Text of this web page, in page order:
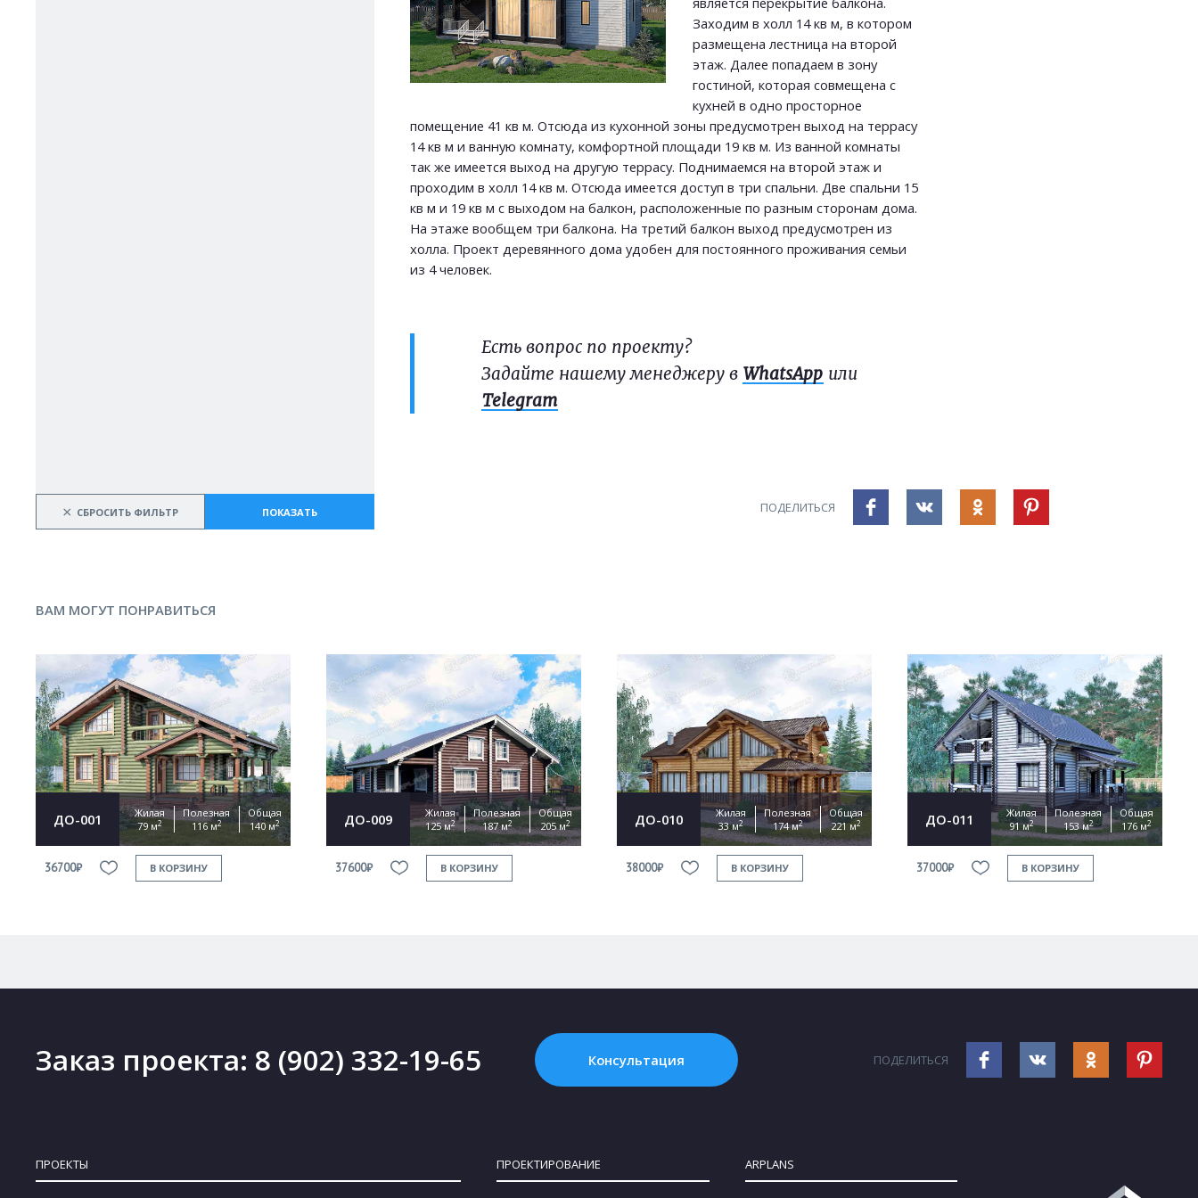
× СБРОСИТЬ ФИЛЬТР ПОКАЗАТЬ
Заходим в холл 14 кв м, в котором
размещена лестница на второй
этаж. Далее попадаем в зону
гостиной, которая совмещена с
кухней в одно просторное
помещение 41 кв м. Отсюда из кухонной зоны предусмотрен выход на террасу
14 кв м и ванную комнату, комфортной площади 19 кв м. Из ванной комнаты
так же имеется выход на другую террасу. Поднимаемся на второй этаж и
проходим в холл 14 кв м. Отсюда имеется доступ в три спальни. Две спальни 15
кв м и 19 кв м с выходом на балкон, расположенные по разным сторонам дома.
На этаже вообщем три балкона. На третий балкон выход предусмотрен из
холла. Проект деревянного дома удобен для постоянного проживания семьи
из 4 человек.
Есть вопрос по проекту?
Задайте нашему менеджеру в WhatsApp или
Telegram
ПОДЕЛИТЬСЯ
ВАМ МОГУТ ПОНРАВИТЬСЯ
ДО-001
Жилая
79 м2
Полезная
116 м2
Общая
140 м2
36700₽ В КОРЗИНУ
ДО-009
Жилая
125 м2
Полезная
187 м2
Общая
205 м2
37600₽ В КОРЗИНУ
ДО-010
Жилая
33 м2
Полезная
174 м2
Общая
221 м2
38000₽ В КОРЗИНУ
ДО-011
Жилая
91 м2
Полезная
153 м2
Общая
176 м2
37000₽ В КОРЗИНУ
Заказ проекта: 8 (902) 332-19-65 Консультация ПОДЕЛИТЬСЯ
ПРОЕКТЫ ПРОЕКТИРОВАНИЕ ARPLANS
ОТПРАВИТЬ